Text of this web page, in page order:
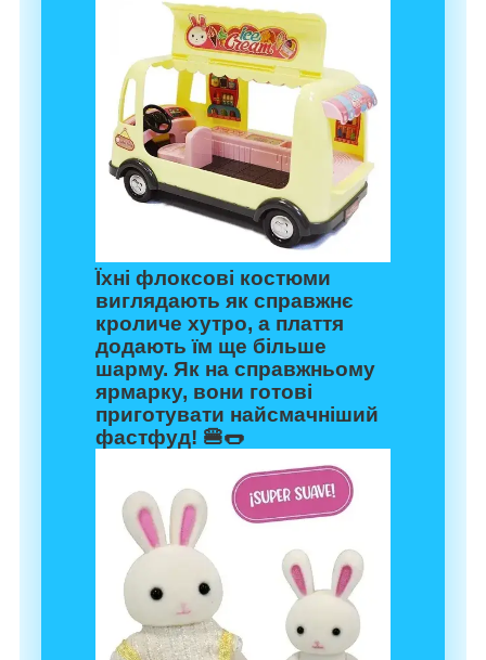
Їхні флоксові костюми
виглядають як справжнє
кроличе хутро, а плаття
додають їм ще більше
шарму. Як на справжньому
ярмарку, вони готові
приготувати найсмачніший
фастфуд! 🍔🌭